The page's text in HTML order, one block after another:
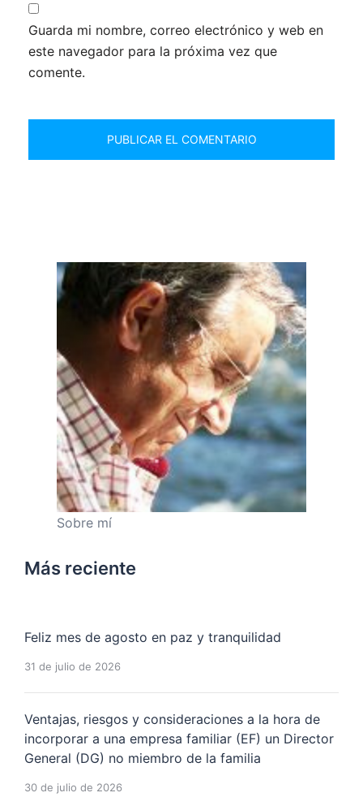
Guarda mi nombre, correo electrónico y web en
este navegador para la próxima vez que
comente.
Sobre mí
Más reciente
Feliz mes de agosto en paz y tranquilidad
31 de julio de 2026
Ventajas, riesgos y consideraciones a la hora de
incorporar a una empresa familiar (EF) un Director
General (DG) no miembro de la familia
30 de julio de 2026